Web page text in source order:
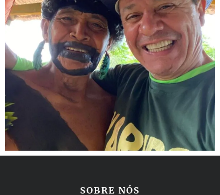
SOBRE NÓS